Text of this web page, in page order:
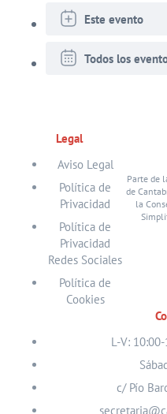
Este evento
Todos los
Legal
Aviso Legal
Política de
Privacidad
Política de
Privacidad
Redes Sociales
Política de
Cookies
Parte de
de
la
L-V:
c/ Pío